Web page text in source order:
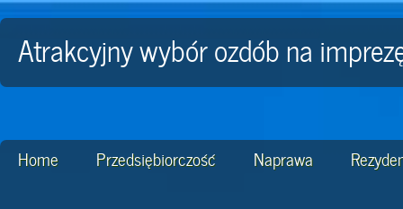
Atrakcyjny wybór ozdób na
Home Przedsiębiorczość Naprawa